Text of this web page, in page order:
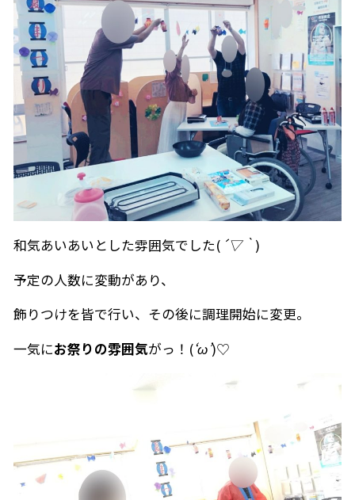
和気あいあいとした雰囲気でした( ´▽｀ )
予定の人数に変動があり、
飾りつけを皆で行い、その後に調理開始に変更。
一気にお祭りの雰囲気がっ！(‘ω’)♡